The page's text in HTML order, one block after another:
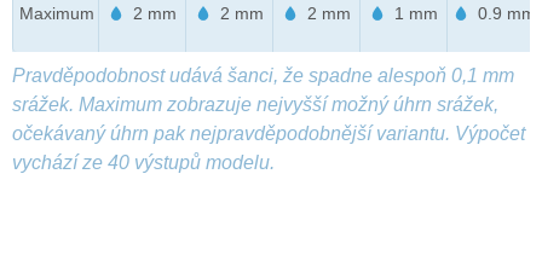
Maximum 2 mm 2 mm 2 mm 1 mm 0.9 mm
Pravděpodobnost udává šanci, že spadne alespoň 0,1 mm
srážek. Maximum zobrazuje nejvyšší možný úhrn srážek,
očekávaný úhrn pak nejpravděpodobnější variantu. Výpočet
vychází ze 40 výstupů modelu.